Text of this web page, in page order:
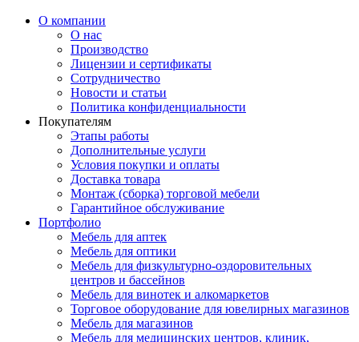
О компании
О нас
Производство
Лицензии и сертификаты
Сотрудничество
Новости и статьи
Политика конфиденциальности
Покупателям
Этапы работы
Дополнительные услуги
Условия покупки и оплаты
Доставка товара
Монтаж (сборка) торговой мебели
Гарантийное обслуживание
Портфолио
Мебель для аптек
Мебель для оптики
Мебель для физкультурно-оздоровительных
центров и бассейнов
Мебель для винотек и алкомаркетов
Торговое оборудование для ювелирных магазинов
Мебель для магазинов
Мебель для медицинских центров, клиник,